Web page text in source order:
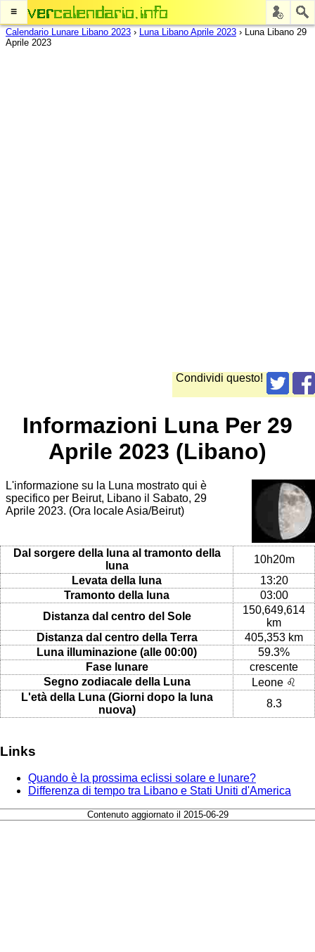
≡
Calendario Lunare Libano 2023 › Luna Libano Aprile 2023 › Luna Libano 29
Aprile 2023
Condividi questo!
Informazioni Luna Per 29
Aprile 2023 (Libano)
L'informazione su la Luna mostrato qui è
specifico per Beirut, Libano il Sabato, 29
Aprile 2023. (Ora locale Asia/Beirut)
Dal sorgere della luna al tramonto della
luna
10h20m
Levata della luna
13:20
Tramonto della luna
03:00
Distanza dal centro del Sole
150,649,614
km
Distanza dal centro della Terra
405,353 km
Luna illuminazione (alle 00:00)
59.3%
Fase lunare
crescente
Segno zodiacale della Luna
Leone ♌
L'età della Luna (Giorni dopo la luna
nuova)
8.3
Links
Quando è la prossima eclissi solare e lunare?
Differenza di tempo tra Libano e Stati Uniti d'America
Contenuto aggiornato il 2015-06-29